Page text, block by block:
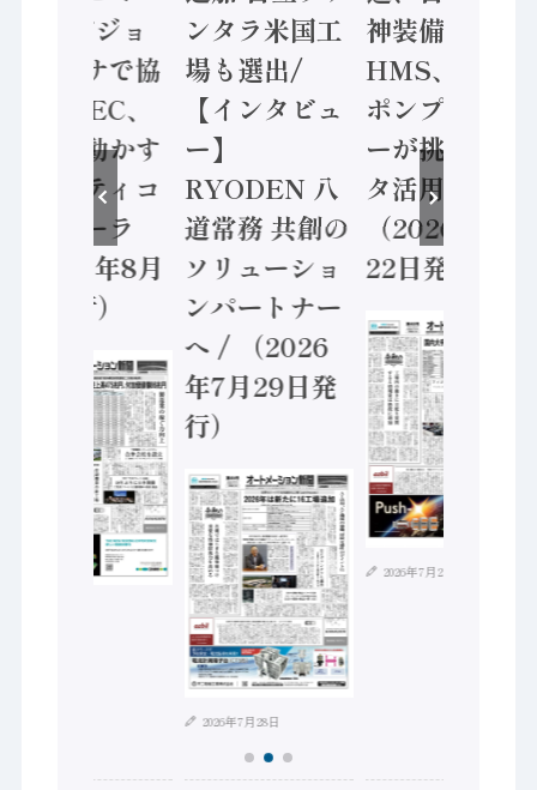
ン AIビジョ
ンセンサで協
業 / IDEC、
安全に動かす
セーフティコ
ントローラ
（2026年8月
5日発行）
ンタラ米国工
場も選出/
【インタビュ
ー】
RYODEN 八
道常務 共創の
ソリューショ
ンパートナー
へ / （2026
年7月29日発
行）
2026年7月28日
神装備 ×
HMS、老舗
ポンプメーカ
ーが挑むデー
タ活用 など
（2026年7月
22日発行）
2026年7月21日